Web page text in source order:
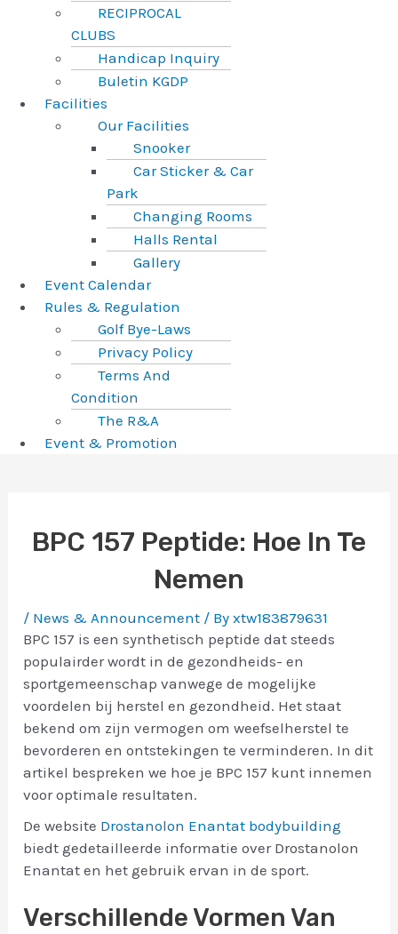
RECIPROCAL
CLUBS
Handicap Inquiry
Buletin KGDP
Facilities
Our Facilities
Snooker
Car Sticker & Car
Park
Changing Rooms
Halls Rental
Gallery
Event Calendar
Rules & Regulation
Golf Bye-Laws
Privacy Policy
Terms And
Condition
The R&A
Event & Promotion
BPC 157 Peptide: Hoe In Te
Nemen
/ News & Announcement / Byxtw183879631
BPC 157 is een synthetisch peptide dat steeds
populairder wordt in de gezondheids- en
sportgemeenschap vanwege de mogelijke
voordelen bij herstel en gezondheid. Het staat
bekend om zijn vermogen om weefselherstel te
bevorderen en ontstekingen te verminderen. In dit
artikel bespreken we hoe je BPC 157 kunt innemen
voor optimale resultaten.
De website Drostanolon Enantat bodybuilding
biedt gedetailleerde informatie over Drostanolon
Enantat en het gebruik ervan in de sport.
Verschillende Vormen Van